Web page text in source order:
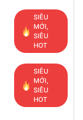
SIÊU
MỚI,
SIÊU
HOT
SIÊU
MỚI,
SIÊU
HOT